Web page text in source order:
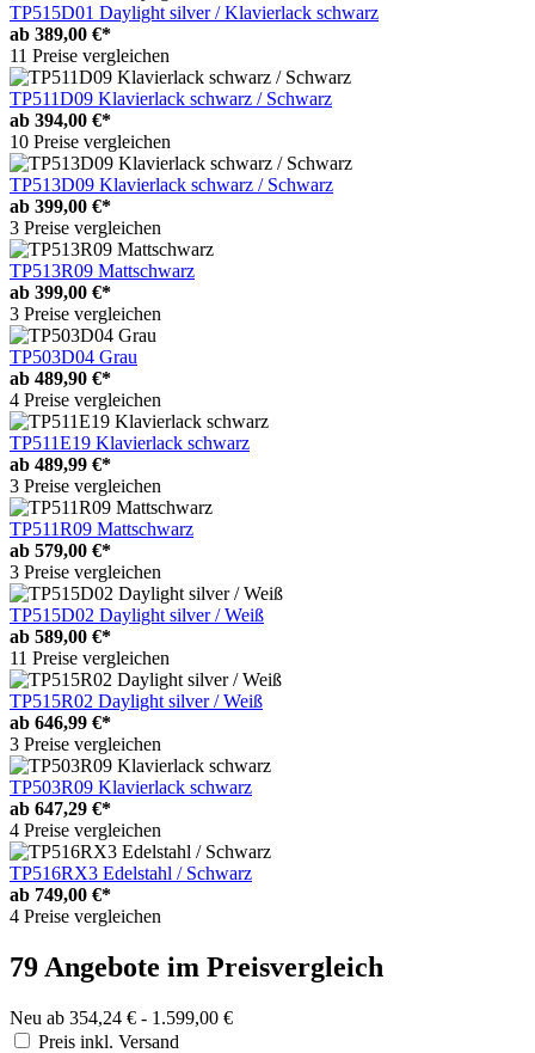
TP515D01 Daylight silver / Klavierlack schwarz
ab 389,00 €*
11 Preise vergleichen
TP511D09 Klavierlack schwarz / Schwarz
ab 394,00 €*
10 Preise vergleichen
TP513D09 Klavierlack schwarz / Schwarz
ab 399,00 €*
3 Preise vergleichen
TP513R09 Mattschwarz
ab 399,00 €*
3 Preise vergleichen
TP503D04 Grau
ab 489,90 €*
4 Preise vergleichen
TP511E19 Klavierlack schwarz
ab 489,99 €*
3 Preise vergleichen
TP511R09 Mattschwarz
ab 579,00 €*
3 Preise vergleichen
TP515D02 Daylight silver / Weiß
ab 589,00 €*
11 Preise vergleichen
TP515R02 Daylight silver / Weiß
ab 646,99 €*
3 Preise vergleichen
TP503R09 Klavierlack schwarz
ab 647,29 €*
4 Preise vergleichen
TP516RX3 Edelstahl / Schwarz
ab 749,00 €*
4 Preise vergleichen
79 Angebote im Preisvergleich
Neu ab 354,24 € - 1.599,00 €
Preis inkl. Versand